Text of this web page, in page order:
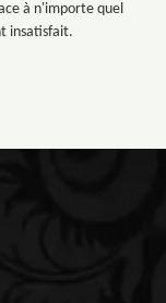
à n'importe quel
insatisfait.